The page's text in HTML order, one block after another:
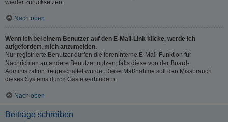
wieder zurücksetzen.
Nach oben
Wenn ich bei einem Benutzer auf den E-Mail-Link klicke, werde ich
aufgefordert, mich anzumelden.
Nur registrierte Benutzer dürfen die foreninterne E-Mail-Funktion für
Nachrichten an andere Benutzer nutzen, falls diese von der Board-
Administration freigeschaltet wurde. Diese Maßnahme soll den Missbrauch
dieses Systems durch Gäste verhindern.
Nach oben
Beiträge schreiben